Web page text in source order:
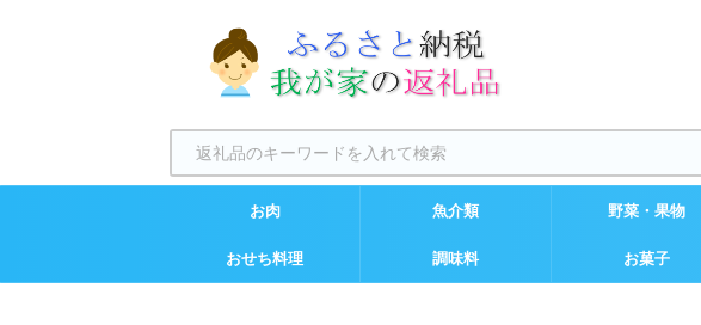
お肉 魚介類 野菜・果物
おせち料理 調味料 お菓子